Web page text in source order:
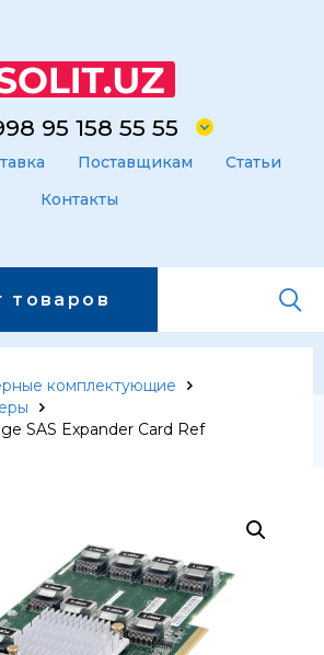
95 158 55 55
Поставщикам
Статьи
Контакты
товаров
товаров
товаров
данных
комплектующие
SAS Expander Card Ref